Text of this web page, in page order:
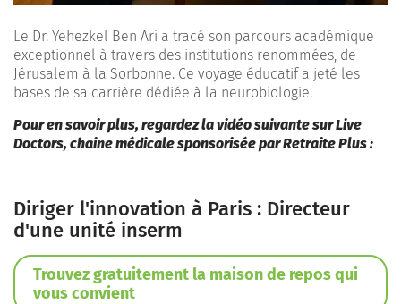
Le Dr. Yehezkel Ben Ari a tracé son parcours académique
exceptionnel à travers des institutions renommées, de
Jérusalem à la Sorbonne. Ce voyage éducatif a jeté les
bases de sa carrière dédiée à la neurobiologie.
Pour en savoir plus, regardez la vidéo suivante sur Live
Doctors, chaine médicale sponsorisée par Retraite Plus :
Diriger l'innovation à Paris : Directeur
d'une unité inserm
Trouvez gratuitement la maison de repos qui
vous convient